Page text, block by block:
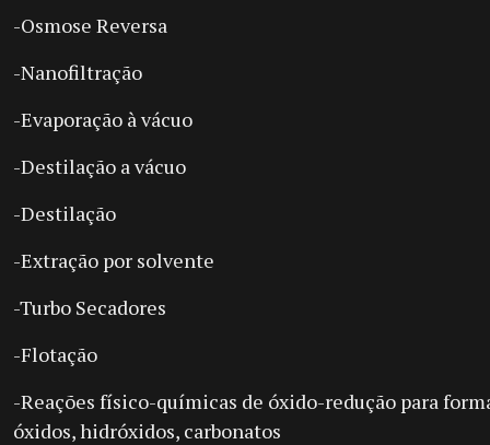
-Osmose Reversa
-Nanofiltração
-Evaporação à vácuo
-Destilação a vácuo
-Destilação
-Extração por solvente
-Turbo Secadores
-Flotação
-Reações físico-químicas de óxido-redução para
óxidos, hidróxidos, carbonatos